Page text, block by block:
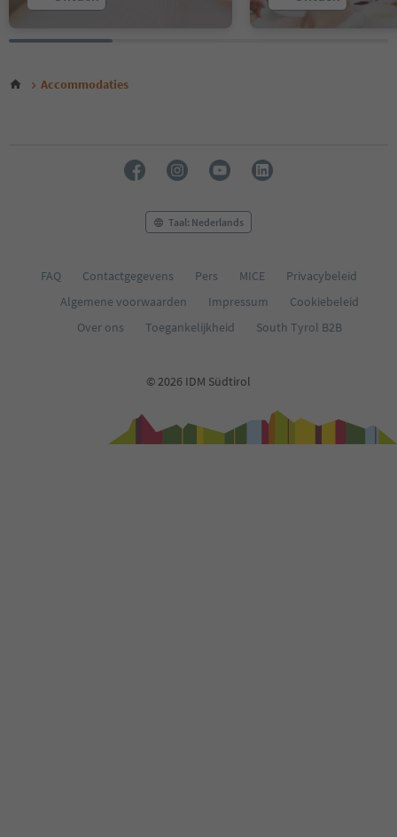
Accommodaties
Taal: Nederlands
FAQ Contactgegevens Pers MICE
Privacybeleid
Algemene voorwaarden
Impressum
Cookiebeleid
Over ons
Toegankelijkheid South Tyrol B2B
© 2026 IDM Südtirol